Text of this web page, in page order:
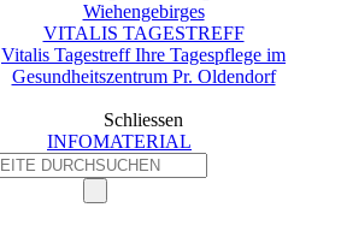
Wiehengebirges
VITALIS TAGESTREFF
Vitalis Tagestreff Ihre Tagespflege im
Gesundheitszentrum Pr. Oldendorf
Schliessen
INFOMATERIAL